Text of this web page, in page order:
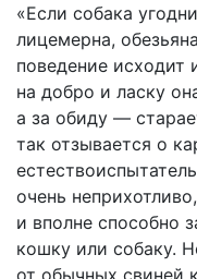
«Если собака
лицемерна,
поведение исходит
на добро и ласку
а за обиду —
так отзывается о
очень
и вполне способно
кошку или собаку.
от обычных свиней